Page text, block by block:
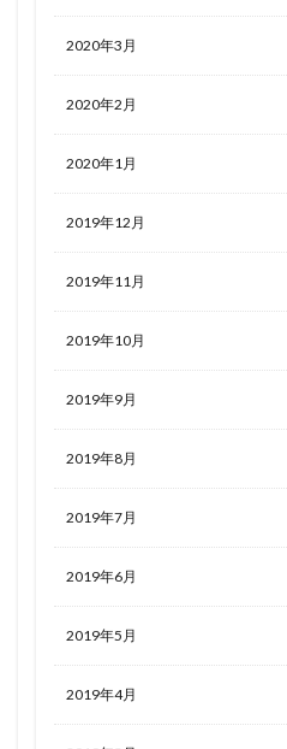
2020年3月
2020年2月
2020年1月
2019年12月
2019年11月
2019年10月
2019年9月
2019年8月
2019年7月
2019年6月
2019年5月
2019年4月